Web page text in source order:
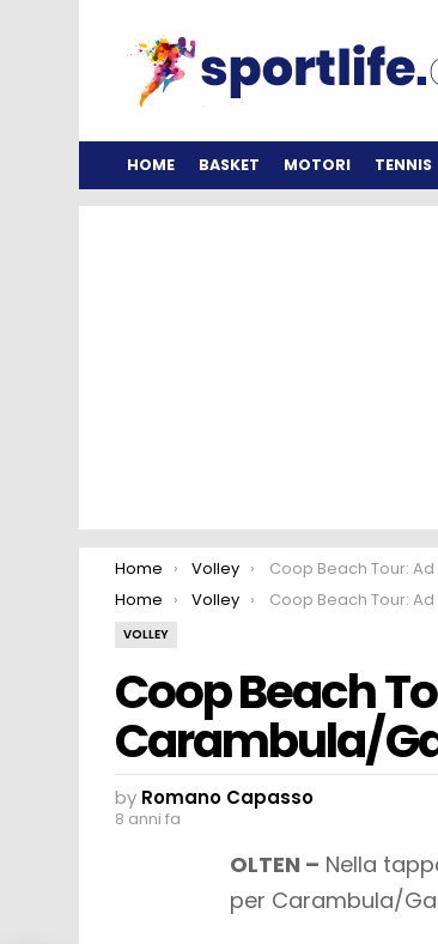
HOME BASKET MOTORI TENNIS
You are here:
Home Volley
Coop Beach Tour: Ad Olten 7°
You are here:
Home Volley Coop Beach Tour: Ad Olten 7°
VOLLEY
Coop Beach
Carambula/
by Romano Capasso
8 anni fa
OLTEN – Nella
per Carambula/